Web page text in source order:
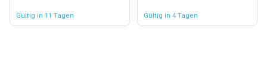
Gültig in 11 Tagen Gültig in 4 Tagen